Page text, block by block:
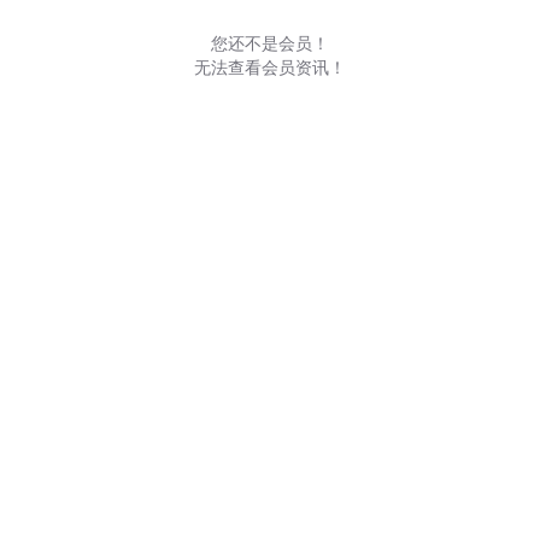
您还不是会员！
无法查看会员资讯！